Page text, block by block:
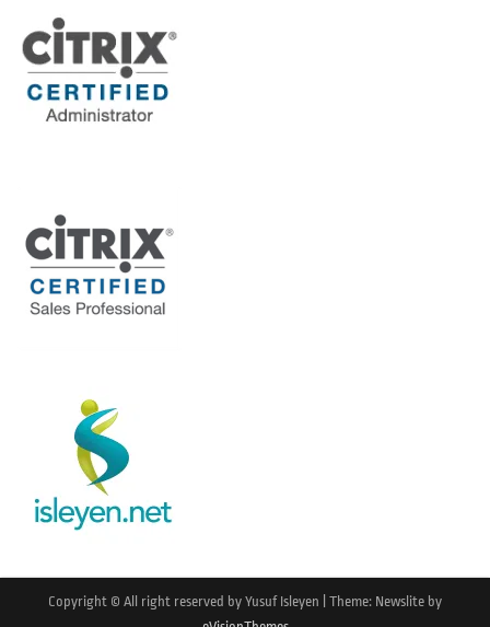
Copyright © All right reserved by Yusuf Isleyen
Theme: Newslite by